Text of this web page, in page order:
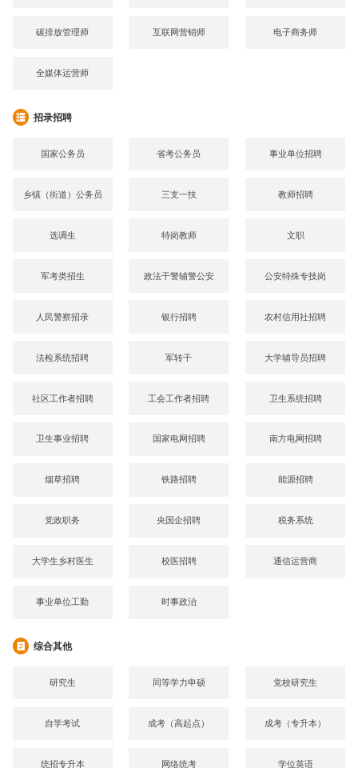
碳排放管理师 互联网营销师 电子商务师
全媒体运营师
招录招聘
国家公务员 省考公务员 事业单位招聘
乡镇（街道）公务员 三支一扶 教师招聘
选调生 特岗教师 文职
军考类招生 政法干警辅警公安 公安特殊专技岗
人民警察招录 银行招聘 农村信用社招聘
法检系统招聘 军转干 大学辅导员招聘
社区工作者招聘 工会工作者招聘 卫生系统招聘
卫生事业招聘 国家电网招聘 南方电网招聘
烟草招聘 铁路招聘 能源招聘
党政职务 央国企招聘 税务系统
大学生乡村医生 校医招聘 通信运营商
事业单位工勤 时事政治
综合其他
研究生 同等学力申硕 党校研究生
自学考试 成考（高起点） 成考（专升本）
统招专升本 网络统考 学位英语